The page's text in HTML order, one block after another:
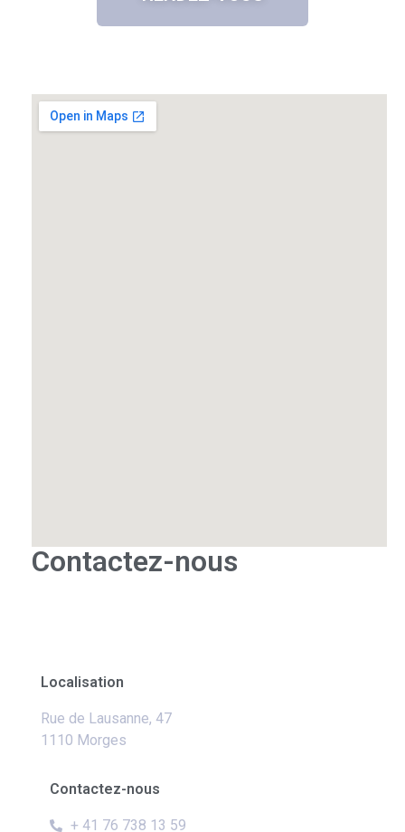
Contactez-nous
Localisation
Rue de Lausanne, 47
1110 Morges
Contactez-nous
+ 41 76 738 13 59